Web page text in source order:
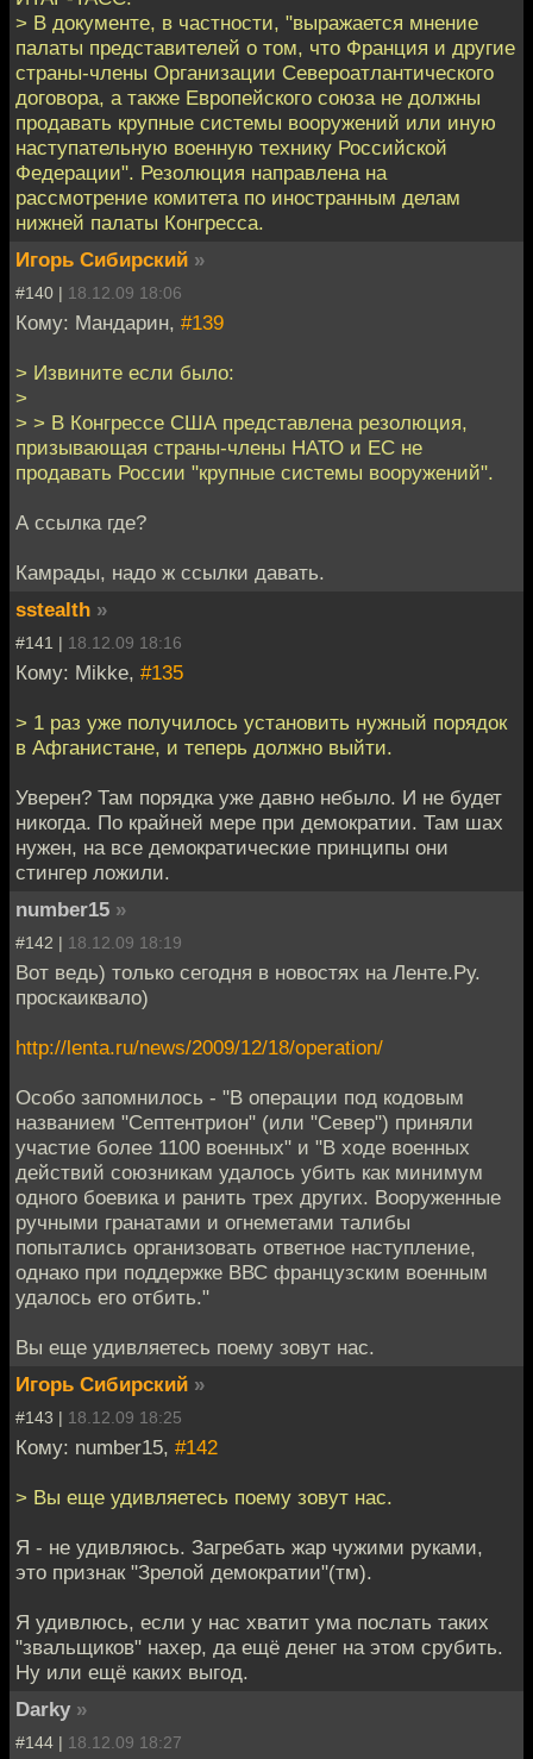
> В документе, в частности, "выражается мнение
палаты представителей о том, что Франция и другие
страны-члены Организации Североатлантического
договора, а также Европейского союза не должны
продавать крупные системы вооружений или иную
наступательную военную технику Российской
Федерации". Резолюция направлена на
рассмотрение комитета по иностранным делам
нижней палаты Конгресса.
Игорь Сибирский »
#140 | 18.12.09 18:06
Кому: Мандарин, #139
> Извините если было:
>
> > В Конгрессе США представлена резолюция,
призывающая страны-члены НАТО и ЕС не
продавать России "крупные системы вооружений".
А ссылка где?
Камрады, надо ж ссылки давать.
sstealth »
#141 | 18.12.09 18:16
Кому: Mikke, #135
> 1 раз уже получилось установить нужный порядок
в Афганистане, и теперь должно выйти.
Уверен? Там порядка уже давно небыло. И не будет
никогда. По крайней мере при демократии. Там шах
нужен, на все демократические принципы они
стингер ложили.
number15 »
#142 | 18.12.09 18:19
Вот ведь) только сегодня в новостях на Ленте.Ру.
проскаиквало)
http://lenta.ru/news/2009/12/18/operation/
Особо запомнилось - "В операции под кодовым
названием "Септентрион" (или "Север") приняли
участие более 1100 военных" и "В ходе военных
действий союзникам удалось убить как минимум
одного боевика и ранить трех других. Вооруженные
ручными гранатами и огнеметами талибы
попытались организовать ответное наступление,
однако при поддержке ВВС французским военным
удалось его отбить."
Вы еще удивляетесь поему зовут нас.
Игорь Сибирский »
#143 | 18.12.09 18:25
Кому: number15, #142
> Вы еще удивляетесь поему зовут нас.
Я - не удивляюсь. Загребать жар чужими руками,
это признак "Зрелой демократии"(тм).
Я удивлюсь, если у нас хватит ума послать таких
"звальщиков" нахер, да ещё денег на этом срубить.
Ну или ещё каких выгод.
Darky »
#144 | 18.12.09 18:27